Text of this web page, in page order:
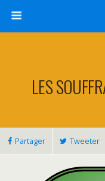
LES
Partager Tweeter